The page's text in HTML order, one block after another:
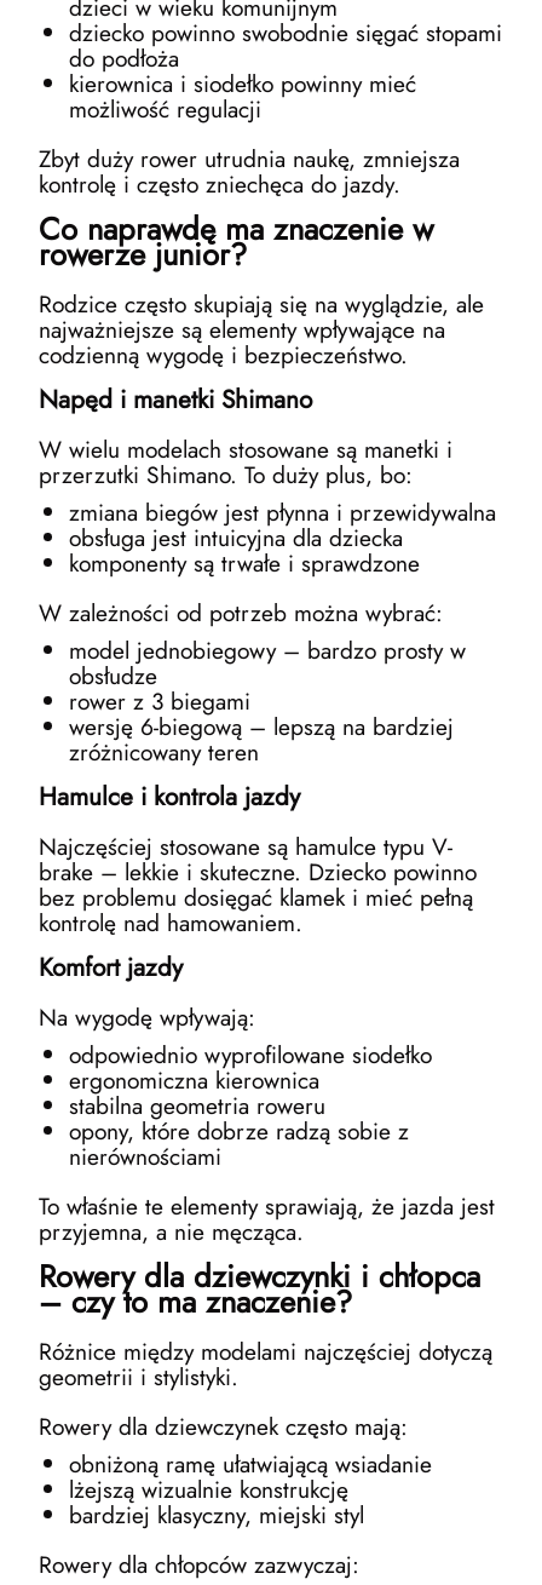
dzieci w wieku komunijnym
dziecko powinno swobodnie sięgać stopami
do podłoża
kierownica i siodełko powinny mieć
możliwość regulacji
Zbyt duży rower utrudnia naukę, zmniejsza
kontrolę i często zniechęca do jazdy.
Co naprawdę ma znaczenie w
rowerze junior?
Rodzice często skupiają się na wyglądzie, ale
najważniejsze są elementy wpływające na
codzienną wygodę i bezpieczeństwo.
Napęd i manetki Shimano
W wielu modelach stosowane są manetki i
przerzutki Shimano. To duży plus, bo:
zmiana biegów jest płynna i przewidywalna
obsługa jest intuicyjna dla dziecka
komponenty są trwałe i sprawdzone
W zależności od potrzeb można wybrać:
model jednobiegowy – bardzo prosty w
obsłudze
rower z 3 biegami
wersję 6-biegową – lepszą na bardziej
zróżnicowany teren
Hamulce i kontrola jazdy
Najczęściej stosowane są hamulce typu V-
brake – lekkie i skuteczne. Dziecko powinno
bez problemu dosięgać klamek i mieć pełną
kontrolę nad hamowaniem.
Komfort jazdy
Na wygodę wpływają:
odpowiednio wyprofilowane siodełko
ergonomiczna kierownica
stabilna geometria roweru
opony, które dobrze radzą sobie z
nierównościami
To właśnie te elementy sprawiają, że jazda jest
przyjemna, a nie męcząca.
Rowery dla dziewczynki i chłopca
– czy to ma znaczenie?
Różnice między modelami najczęściej dotyczą
geometrii i stylistyki.
Rowery dla dziewczynek często mają:
obniżoną ramę ułatwiającą wsiadanie
lżejszą wizualnie konstrukcję
bardziej klasyczny, miejski styl
Rowery dla chłopców zazwyczaj: